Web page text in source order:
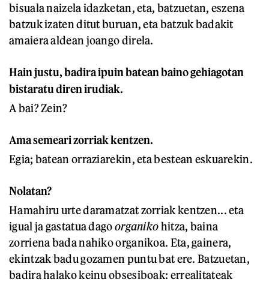
bisuala naizela idazketan, eta, batzuetan, eszena
batzuk izaten ditut buruan, eta batzuk badakit
amaiera aldean joango direla.
Hain justu, badira ipuin batean baino gehiagotan
bistaratu diren irudiak.
A bai? Zein?
Ama semeari zorriak kentzen.
Egia; batean orraziarekin, eta bestean eskuarekin.
Nolatan?
Hamahiru urte daramatzat zorriak kentzen... eta
igual ja gastatua dagoorganikohitza, baina
zorriena bada nahiko organikoa. Eta, gainera,
ekintzak badu gozamen puntu bat ere. Batzuetan,
badira halako keinu obsesiboak: errealitateak